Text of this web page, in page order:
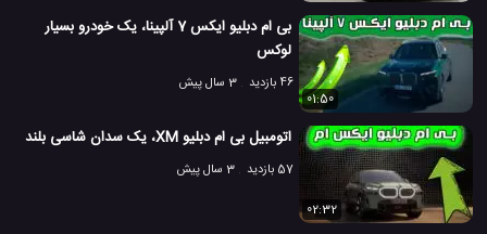
بی ام دبلیو ایکس 7 آلپینا، یک خودرو بسیار
لوکس
46 بازدید
3 سال پیش
01:50
اتومبیل بی ام دبلیو XM، یک سدان شاسی بلند
57 بازدید 3 سال پیش
02:32